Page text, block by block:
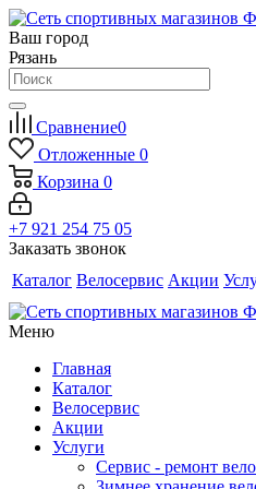
Ваш город
Рязань
Сравнение0
Отложенные 0
Корзина 0
+7 921 254 75 05
Заказать звонок
Каталог Велосервис Акции
Меню
Главная
Каталог
Велосервис
Акции
Услуги
Сервис - ремонт